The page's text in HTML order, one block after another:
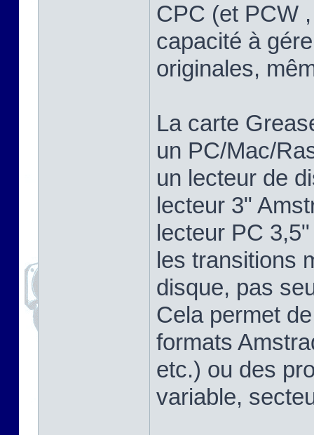
CPC (et PCW
capacité à
originales,
La carte
un PC/Mac/
un lecteur de
lecteur 3"
lecteur PC
les transitions
disque, pas
Cela permet
formats
etc.) ou des
variable,